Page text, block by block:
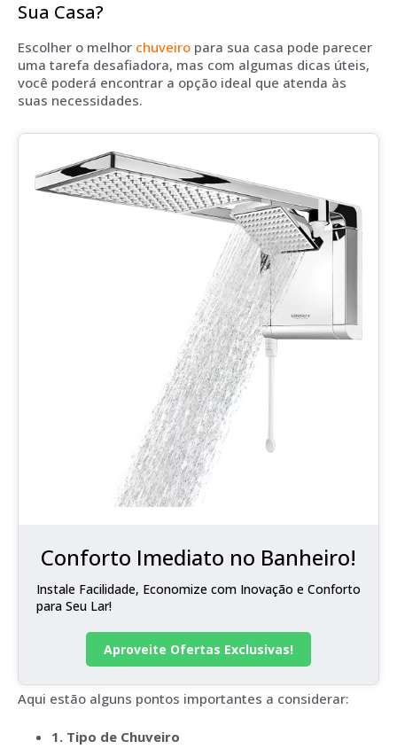
Sua Casa?
Escolher o melhor chuveiro para sua casa pode parecer
uma tarefa desafiadora, mas com algumas dicas úteis,
você poderá encontrar a opção ideal que atenda às
suas necessidades.
Conforto Imediato no Banheiro!
Instale Facilidade, Economize com Inovação e Conforto
para Seu Lar!
Aproveite Ofertas Exclusivas!
Aqui estão alguns pontos importantes a considerar:
1. Tipo de Chuveiro